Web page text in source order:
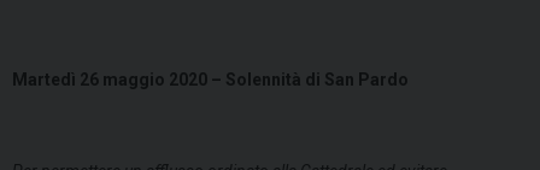
Martedì 26 maggio 2020 – Solennità di San Pardo